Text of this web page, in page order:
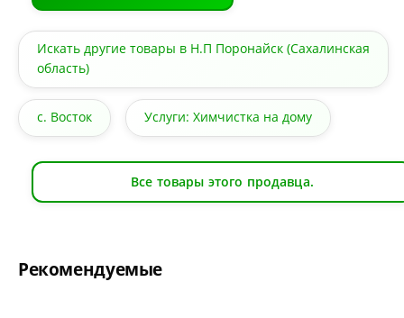
Искать другие товары в Н.П Поронайск (Сахалинская
область)
с. Восток Услуги: Химчистка на дому
Все товары этого продавца.
Рекомендуемые